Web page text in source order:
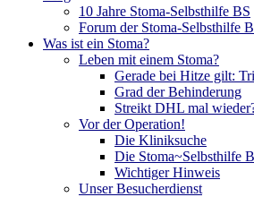
10 Jahre Stoma-Selbsthilfe BS
Forum der Stoma-Selbsthilfe
Was ist ein Stoma?
Leben mit einem Stoma?
Gerade bei Hitze gilt:
Grad der Behinderung
Streikt DHL mal
Vor der Operation!
Die Kliniksuche
Die Stoma~Selbsthilfe
Wichtiger Hinweis
Unser Besucherdienst